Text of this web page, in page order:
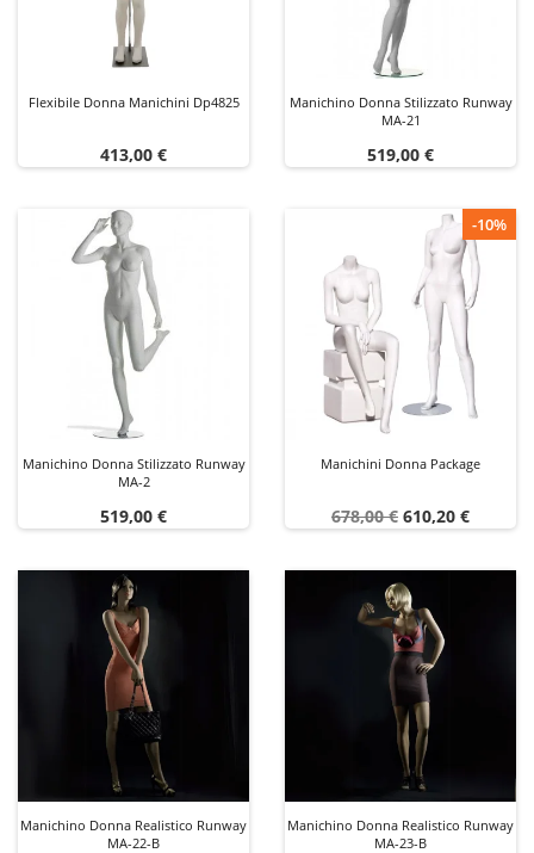
Flexibile Donna Manichini Dp4825
Prezzo
413,00 €
Manichino Donna Stilizzato Runway
MA-21
Prezzo
519,00 €
Manichino Donna Stilizzato Runway
MA-2
Prezzo
519,00 €
-10%
Manichini Donna Package
Prezzo
678,00 € Prezzo
610,20 €
Manichino Donna Realistico Runway
MA-22-B
Manichino Donna Realistico Runway
MA-23-B